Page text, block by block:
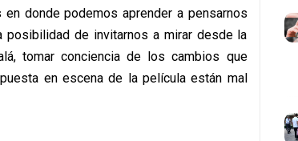
donde podemos aprender a pensarnos
posibilidad de invitarnos a mirar desde la
tomar conciencia de los cambios que
en escena de la película están mal